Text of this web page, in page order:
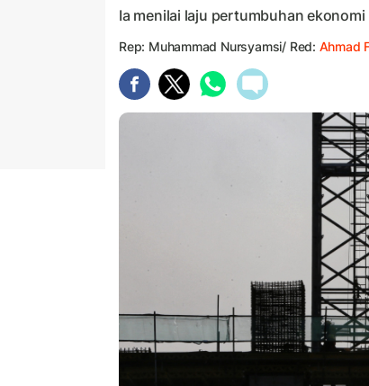
Ia menilai laju pertumbuhan
Rep: Muhammad Nursyamsi/ Red: Ahmad